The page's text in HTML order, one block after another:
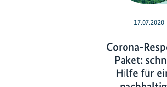
17.07.2020
Corona-
Paket:
Hilfe für